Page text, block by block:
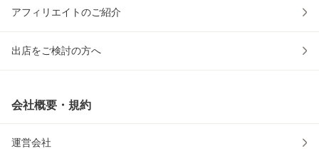
アフィリエイトのご紹介
出店をご検討の方へ
会社概要・規約
運営会社